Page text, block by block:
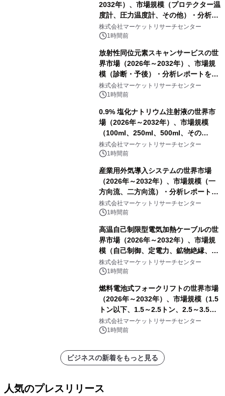
2032年）、市場規模（プロテクター温
度計、圧力温度計、その他）・分析レ
ポートを発表
株式会社マーケットリサーチセンター
1時間前
放射性同位元素スキャンサービスの世
界市場（2026年～2032年）、市場規
模（診断・予後）・分析レポートを発
表
株式会社マーケットリサーチセンター
1時間前
0.9% 塩化ナトリウム注射液の世界市
場（2026年～2032年）、市場規模
（100ml、250ml、500ml、その
他）・分析レポートを発表
株式会社マーケットリサーチセンター
1時間前
産業用外気導入システムの世界市場
（2026年～2032年）、市場規模（一
方向流、二方向流）・分析レポートを
発表
株式会社マーケットリサーチセンター
1時間前
高温自己制限型電気加熱ケーブルの世
界市場（2026年～2032年）、市場規
模（自己制御、定電力、鉱物絶縁、表
皮効果）・分析レポートを発表
株式会社マーケットリサーチセンター
1時間前
燃料電池式フォークリフトの世界市場
（2026年～2032年）、市場規模（1.5
トン以下、1.5～2.5トン、2.5～3.5ト
ン、3.5～5.0トン、その他）・分析レ
ポートを発表
株式会社マーケットリサーチセンター
1時間前
ビジネスの新着をもっと見る
人気のプレスリリース